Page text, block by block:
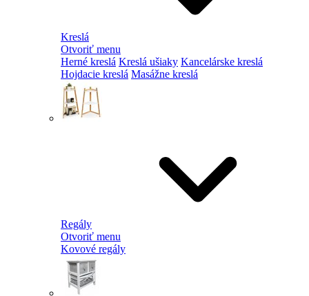
Kreslá
Otvoriť menu
Herné kreslá Kreslá ušiaky Kancelárske kreslá
Hojdacie kreslá Masážne kreslá
Regály
Otvoriť menu
Kovové regály